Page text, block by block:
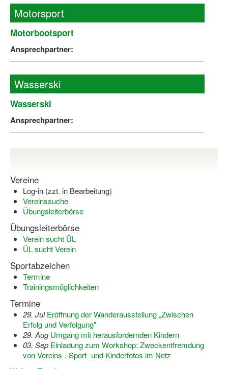
Qualifizierung im Vereinsmanagement
Fachtag Bildung braucht Bewegung
Erste-Hilfe-Ausbildung
Bezuschussung Qualifizierung für Dortmunder
Projekte
Bewegungszwerge
Bewegungskindergarten
Mini-Sportabzeichen
Sportgutschein 4.0
SportartCheck
Sport im Ganztag
Sport vor Ort
Integration durch Sport
NRW bewegt seine KINDER!
Motorsport
Motorbootsport
Ansprechpartner:
Wasserski
Wasserski
Ansprechpartner:
Vereine
Log-in (zzt. in Bearbeitung)
Vereinssuche
Übungsleiterbörse
Übungsleiterbörse
Verein sucht ÜL
ÜL sucht Verein
Sportabzeichen
Termine
Trainingsmöglichkeiten
Termine
29. Jul Eröffnung der Wanderausstellung „Zwischen
Erfolg und Verfolgung"
29. Aug Umgang mit herausfordernden Kindern
03. Sep Einladung zum Workshop: Zweckentfremdung
von Vereins-, Sport- und Kinderfotos im Netz